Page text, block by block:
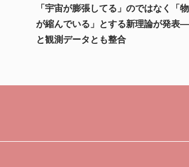
「宇宙が膨張してる」のではなく「
が縮んでいる」とする新理論が発
と観測データとも整合